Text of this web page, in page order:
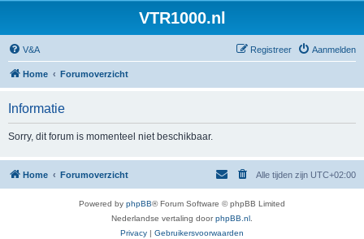
VTR1000.nl
V&A Aanmelden
Registreer
Home Forumoverzicht
Informatie
Sorry, dit forum is momenteel niet beschikbaar.
Home Forumoverzicht Alle tijden zijn UTC+02:00
Powered by phpBB® Forum Software © phpBB Limited
Nederlandse vertaling doorphpBB.nl
Privacy | Gebruikersvoorwaarden